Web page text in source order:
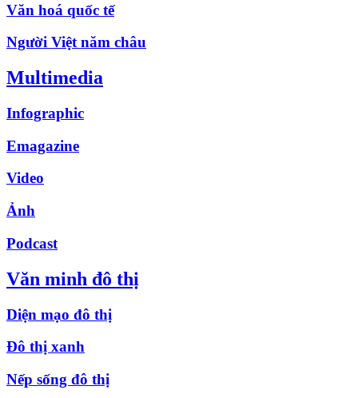
Văn hoá quốc tế
Người Việt năm châu
Multimedia
Infographic
Emagazine
Video
Ảnh
Podcast
Văn minh đô thị
Diện mạo đô thị
Đô thị xanh
Nếp sống đô thị